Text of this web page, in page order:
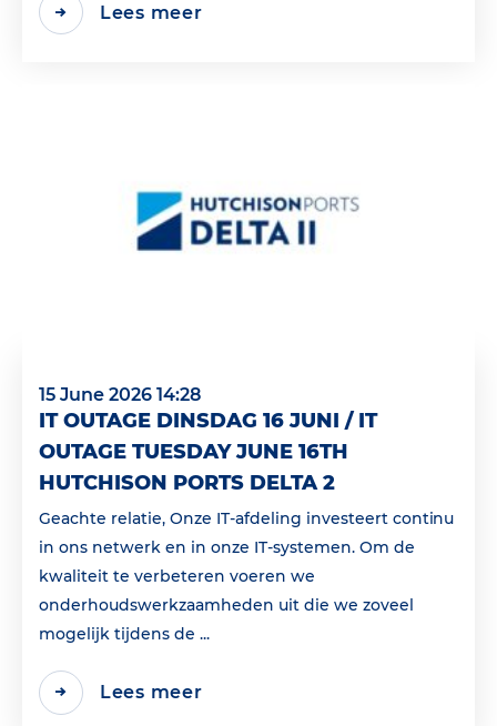
Lees meer
15 June 2026 14:28
IT OUTAGE DINSDAG 16 JUNI / IT
OUTAGE TUESDAY JUNE 16TH
HUTCHISON PORTS DELTA 2
Geachte relatie, Onze IT-afdeling investeert continu
in ons netwerk en in onze IT-systemen. Om de
kwaliteit te verbeteren voeren we
onderhoudswerkzaamheden uit die we zoveel
mogelijk tijdens de ...
Lees meer